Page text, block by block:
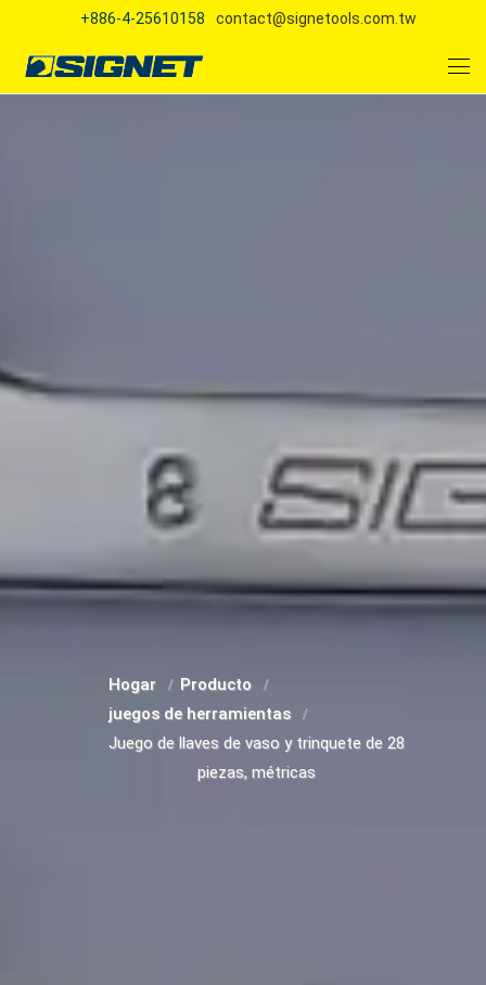
+886-4-25610158 contact@signetools.com.tw
Hogar
Producto
juegos de herramientas
Juego de llaves de vaso y trinquete de 28
piezas, métricas